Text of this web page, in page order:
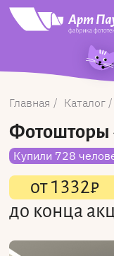
Главная Каталог
Фотошторы
Купили 728
от1332₽
до конца